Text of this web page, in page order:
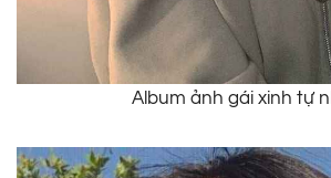
Album ảnh gái xinh tự